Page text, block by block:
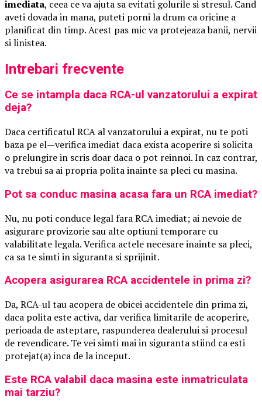
imediata, ceea ce va ajuta sa evitati golurile si stresul. Cand
aveti dovada in mana, puteti porni la drum ca oricine a
planificat din timp. Acest pas mic va protejeaza banii, nervii
si linistea.
Intrebari frecvente
Ce se intampla daca RCA-ul vanzatorului a expirat
deja?
Daca certificatul RCA al vanzatorului a expirat, nu te poti
baza pe el—verifica imediat daca exista acoperire si solicita
o prelungire in scris doar daca o pot reinnoi. In caz contrar,
va trebui sa ai propria polita inainte sa pleci cu masina.
Pot sa conduc masina acasa fara un RCA imediat?
Nu, nu poti conduce legal fara RCA imediat; ai nevoie de
asigurare provizorie sau alte optiuni temporare cu
valabilitate legala. Verifica actele necesare inainte sa pleci,
ca sa te simti in siguranta si sprijinit.
Acopera asigurarea RCA accidentele in prima zi?
Da, RCA-ul tau acopera de obicei accidentele din prima zi,
daca polita este activa, dar verifica limitarile de acoperire,
perioada de asteptare, raspunderea dealerului si procesul
de revendicare. Te vei simti mai in siguranta stiind ca esti
protejat(a) inca de la inceput.
Este RCA valabil daca masina este inmatriculata
mai tarziu?